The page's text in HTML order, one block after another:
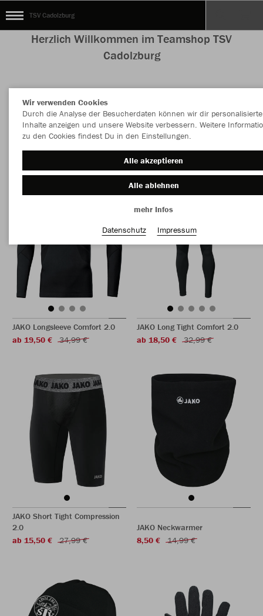
TSV Cadolzburg
Herzlich Willkommen im Teamshop TSV
Cadolzburg
Nachhaltig Farbe
JAKO Longsleeve Comfort 2.0
ab 19,50 €
34,99 €
JAKO Long Tight Comfort 2.0
ab 18,50 €
32,99 €
JAKO Short Tight Compression
2.0
ab 15,50 €
27,99 €
JAKO Neckwarmer
8,50 €
14,99 €
Wir verwenden Cookies
Durch die Analyse der Besucherdaten können wir dir personalisierte
Inhalte anzeigen und unsere Website verbessern. Weitere
zu den Cookies findest Du in den Einstellungen.
Alle akzeptieren
Alle ablehnen
mehr Infos
Datenschutz
Impressum